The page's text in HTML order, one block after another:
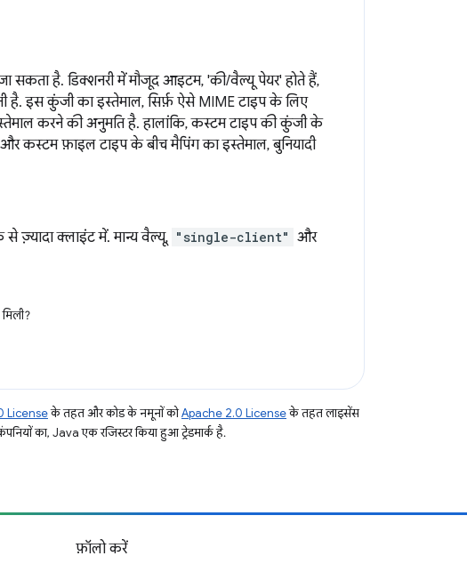
सकता है. डिक्शनरी में मौजूद आइटम, 'की/वैल्यू पेयर' होते हैं,
इस कुंजी का इस्तेमाल, सिर्फ़ ऐसे MIME टाइप के लिए
करने की अनुमति है. हालांकि, कस्टम टाइप की कुंजी के
कस्टम फ़ाइल टाइप के बीच मैपिंग का इस्तेमाल, बुनियादी
ज़्यादा क्लाइंट में. मान्य वैल्यू, "single-client" और
Licenseके तहत और कोड के नमूनों कोApache 2.0 Licenseके तहत लाइसेंस
का, Java एक रजिस्टर किया हुआ ट्रेडमार्क है.
फ़ॉलो करें